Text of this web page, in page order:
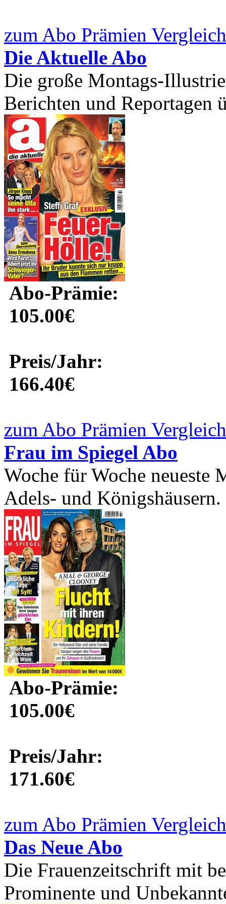
zum Abo Prämien
Die Aktuelle Abo
Die große Montags-
Berichten und Reportagen
Abo-Prämie:
105.00€
Preis/Jahr:
166.40€
zum Abo Prämien
Frau im Spiegel Abo
Woche für Woche neueste
Adels- und
Abo-Prämie:
105.00€
Preis/Jahr:
171.60€
zum Abo Prämien
Das Neue Abo
Die Frauenzeitschrift mit
Prominente und